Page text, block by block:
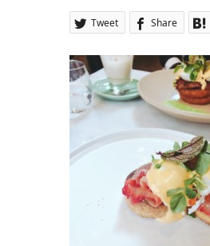
Tweet Share